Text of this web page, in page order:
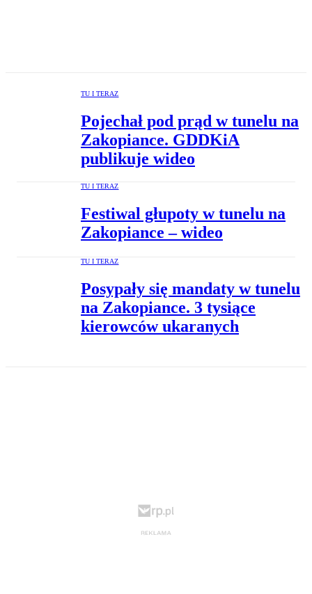
TU I TERAZ
Pojechał pod prąd w tunelu na
Zakopiance. GDDKiA
publikuje wideo
TU I TERAZ
Festiwal głupoty w tunelu na
Zakopiance – wideo
TU I TERAZ
Posypały się mandaty w tunelu
na Zakopiance. 3 tysiące
kierowców ukaranych